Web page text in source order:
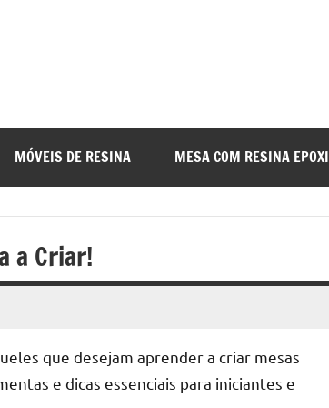
MÓVEIS DE RESINA MESA COM RESINA EPOXI
a Criar!
que desejam aprender a criar mesas
e dicas essenciais para iniciantes e